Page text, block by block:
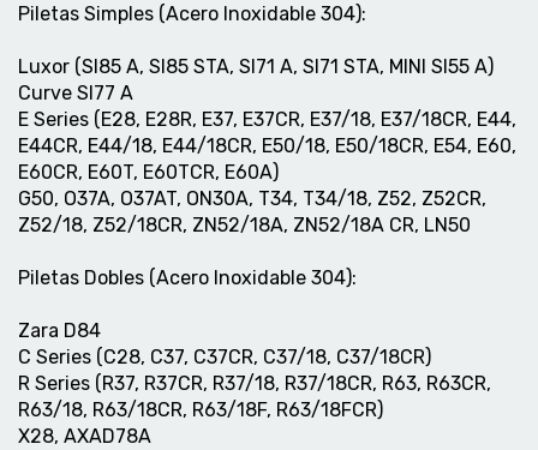
Piletas Simples (Acero Inoxidable 304):
Luxor (SI85 A, SI85 STA, SI71 A, SI71 STA, MINI SI55 A)
Curve SI77 A
E Series (E28, E28R, E37, E37CR, E37/18, E37/18CR, E44,
E44CR, E44/18, E44/18CR, E50/18, E50/18CR, E54, E60,
E60CR, E60T, E60TCR, E60A)
G50, O37A, O37AT, ON30A, T34, T34/18, Z52, Z52CR,
Z52/18, Z52/18CR, ZN52/18A, ZN52/18A CR, LN50
Piletas Dobles (Acero Inoxidable 304):
Zara D84
C Series (C28, C37, C37CR, C37/18, C37/18CR)
R Series (R37, R37CR, R37/18, R37/18CR, R63, R63CR,
R63/18, R63/18CR, R63/18F, R63/18FCR)
X28, AXAD78A